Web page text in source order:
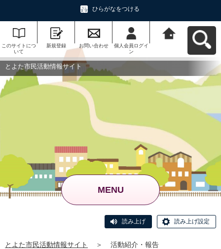
ひらがなをつける
このサイトにつ
いて
新規登録 お問い合わせ
個人会員ログイ
ン
る
とよた市民活動情報サイト
MENU
読み上げ 読み上げ設定
とよた市民活動情報サイト ＞ 活動紹介・報告